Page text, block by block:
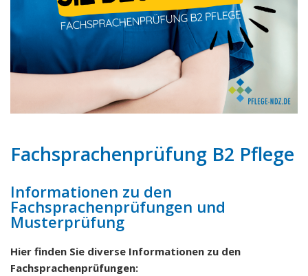
Fachsprachenprüfung B2 Pflege
Informationen zu den
Fachsprachenprüfungen und
Musterprüfung
Hier finden Sie diverse Informationen zu den
Fachsprachenprüfungen: